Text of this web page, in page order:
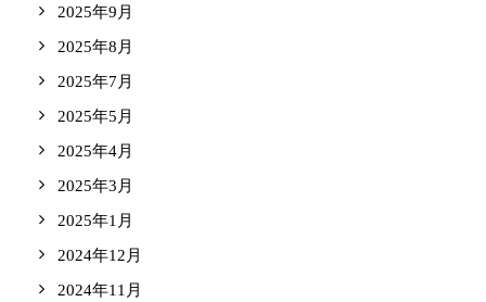
2025年9月
2025年8月
2025年7月
2025年5月
2025年4月
2025年3月
2025年1月
2024年12月
2024年11月